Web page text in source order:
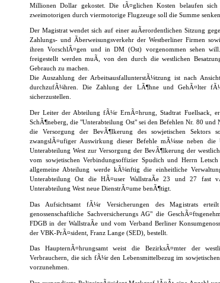
Millionen Dollar gekostet. Die tÃ¤glichen Kosten belaufen
zweimotorigen durch viermotorige Flugzeuge soll die Summe senken.
Der Magistrat wendet sich auf einer auÃerordentlichen Sitzung
Zahlungs- und Ãberweisungsverkehr der Westberliner Firmen
ihren VorschlÃ¤gen und in DM (Ost) vorgenommen sehen
freigestellt werden muÃ, von den durch die westlichen
Gebrauch zu machen.
Die Auszahlung der ArbeitsausfallunterstÃ¼tzung ist nach
durchzufÃ¼hren. Die Zahlung der LÃ¶hne und GehÃ¤lter
sicherzustellen.
Der Leiter der Abteilung fÃ¼r ErnÃ¤hrung, Stadtrat Fuellsack,
SchÃ¶neberg, die "Unterabteilung Ost" sei den Befehlen Nr. 80 und
die Versorgung der BevÃ¶lkerung des sowjetischen Sektors
zwangslÃ¤ufiger Auswirkung dieser Befehle mÃ¼sse neben die
Unterabteilung West zur Versorgung der BevÃ¶lkerung der
vom sowjetischen Verbindungsoffizier Spudich und Herrn
allgemeine Abteilung werde kÃ¼nftig die einheitliche
Unterabteilung Ost die HÃ¤user WallstraÃe 23 und 27
Unterabteilung West neue DienstrÃ¤ume benÃ¶tigt.
Das Aufsichtsamt fÃ¼r Versicherungen des Magistrats
genossenschaftliche Sachversicherungs AG" die
FDGB in der WallstraÃe und vom Verband Berliner
der VBK-PrÃ¤sident, Franz Lange (SED), bestellt.
Das HaupternÃ¤hrungsamt weist die BezirksÃ¤mter der
Verbrauchern, die sich fÃ¼r den Lebensmittelbezug im
vorzunehmen.